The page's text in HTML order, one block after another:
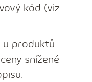
kód (viz
u produktů
snížené